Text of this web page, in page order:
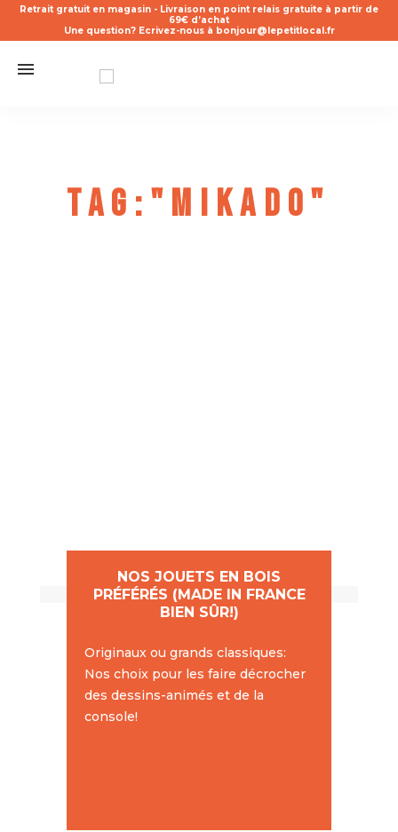
Retrait gratuit en magasin - Livraison en point relais gratuite à partir de
69€ d’achat
Une question? Ecrivez-nous à bonjour@lepetitlocal.fr
Tag:"Mikado"
NOS JOUETS EN BOIS
PRÉFÉRÉS (MADE IN FRANCE
BIEN SÛR!)
Originaux ou grands classiques:
Nos choix pour les faire décrocher
des dessins-animés et de la
console!